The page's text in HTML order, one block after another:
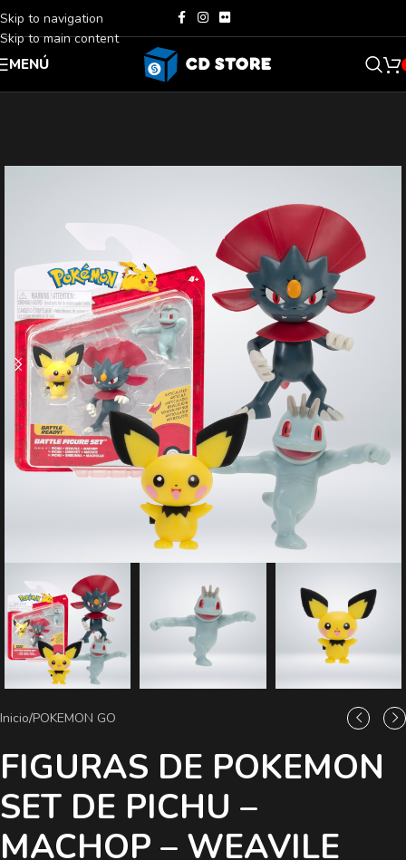
Skip to navigation
Skip to main content
MENÚ
Inicio/POKEMON GO
FIGURAS DE POKEMON
SET DE PICHU –
MACHOP – WEAVILE